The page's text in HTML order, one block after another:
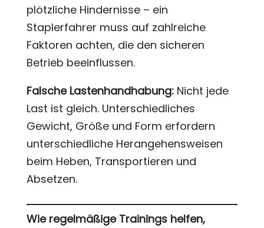
plötzliche Hindernisse – ein
Staplerfahrer muss auf zahlreiche
Faktoren achten, die den sicheren
Betrieb beeinflussen.
Falsche Lastenhandhabung:Nicht jede
Last ist gleich. Unterschiedliches
Gewicht, Größe und Form erfordern
unterschiedliche Herangehensweisen
beim Heben, Transportieren und
Absetzen.
Wie regelmäßige Trainings helfen,